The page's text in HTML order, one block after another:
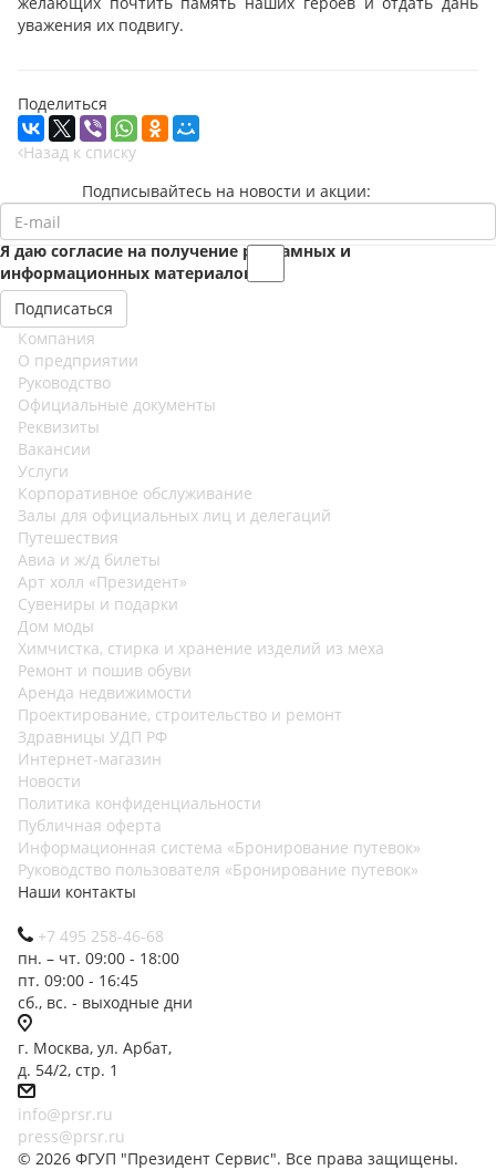
уважения их подвигу.
Поделиться
Назад к списку
Подписывайтесь на новости и акции:
Я даю согласие на получение рекламных и
информационных материалов
Компания
О предприятии
Руководство
Официальные документы
Реквизиты
Вакансии
Услуги
Корпоративное обслуживание
Залы для официальных лиц и делегаций
Путешествия
Авиа и ж/д билеты
Арт холл «Президент»
Сувениры и подарки
Дом моды
Химчистка, стирка и хранение изделий из меха
Ремонт и пошив обуви
Аренда недвижимости
Проектирование, строительство и ремонт
Здравницы УДП РФ
Интернет-магазин
Новости
Политика конфиденциальности
Публичная оферта
Информационная система «Бронирование путевок»
Руководство пользователя «Бронирование путевок»
Наши контакты
+7 495 258-46-68
пн. – чт. 09:00 - 18:00
пт. 09:00 - 16:45
сб., вс. - выходные дни
г. Москва, ул. Арбат,
д. 54/2, стр. 1
info@prsr.ru
press@prsr.ru
© 2026 ФГУП "Президент Сервис". Все права защищены.